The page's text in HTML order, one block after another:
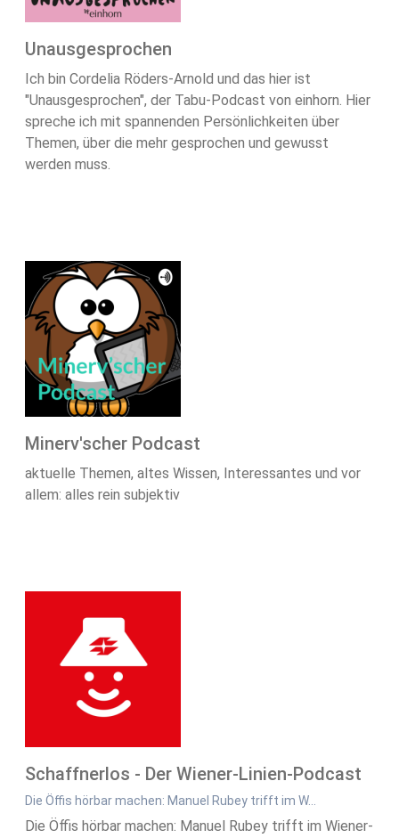
Unausgesprochen
Ich bin Cordelia Röders-Arnold und das hier ist
"Unausgesprochen", der Tabu-Podcast von einhorn. Hier
spreche ich mit spannenden Persönlichkeiten über
Themen, über die mehr gesprochen und gewusst
werden muss.
Minerv'scher Podcast
aktuelle Themen, altes Wissen, Interessantes und vor
allem: alles rein subjektiv
Schaffnerlos - Der Wiener-Linien-Podcast
Die Öffis hörbar machen: Manuel Rubey trifft im W…
Die Öffis hörbar machen: Manuel Rubey trifft im Wiener-